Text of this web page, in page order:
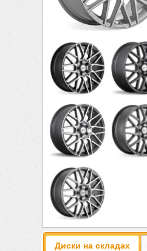
Диски на складах